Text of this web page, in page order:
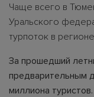
Чаще всего в
Уральского
турпоток в
За прошедший
предварительным
миллиона туристов.